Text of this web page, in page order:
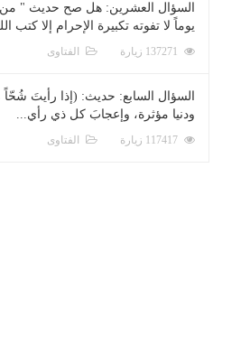
السؤال العشرين: هل صح حديث " من
يوماً لا تفوته تكبيرة الإحرام إلا كتب
الفتاوى
السؤال السابع: حديث: (إذا رأيتَ شُحّاً
ودنيا مؤثرة، وإعجابَ كل ذي رأي...
الفتاوى